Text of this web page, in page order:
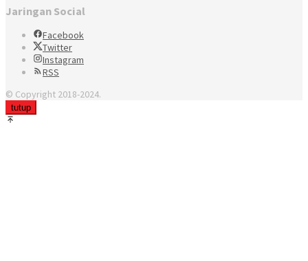
Jaringan Social
Facebook
Twitter
Instagram
RSS
© Copyright 2018-2024.
tutup